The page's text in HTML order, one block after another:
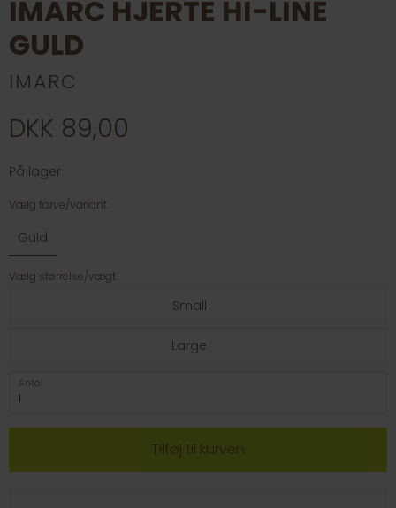
IMARC HJERTE HI-LINE
GULD
IMARC
DKK 89,00
På lager
Vælg farve/variant:
Guld
Vælg størrelse/vægt:
Small
Large
Antal